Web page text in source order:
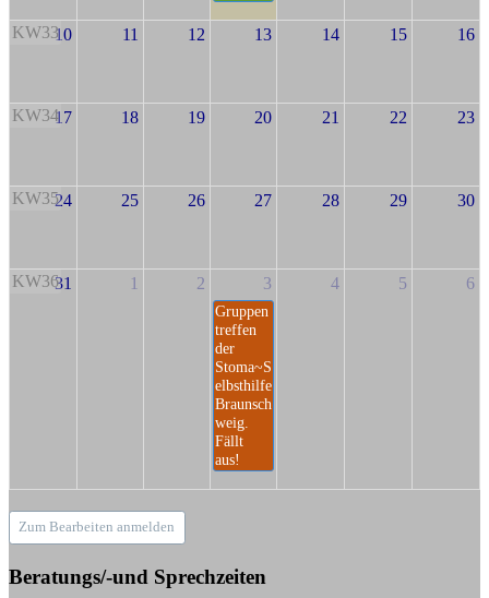
KW3310 11 12 13 14 15 16
KW3417 18 19 20 21 22 23
KW3524 25 26 27 28 29 30
KW3631 1 2 3
Gruppen
treffen
der
Stoma~S
elbsthilfe
Braunsch
weig.
Fällt
aus!
4 5 6
Zum Bearbeiten anmelden
Beratungs/-und Sprechzeiten